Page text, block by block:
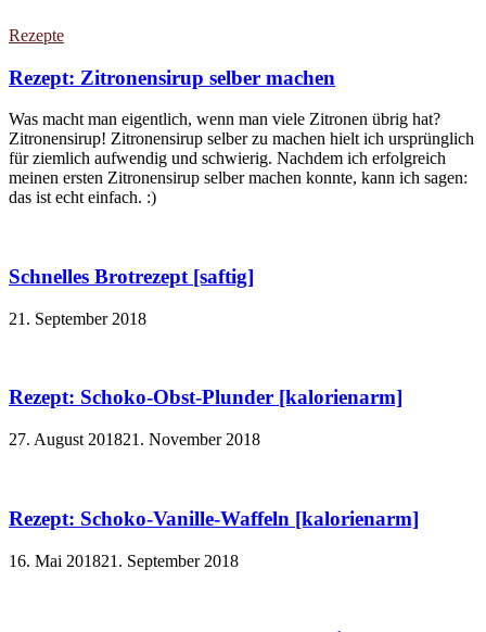
Rezepte
Rezept: Zitronensirup selber machen
Was macht man eigentlich, wenn man viele Zitronen übrig hat?
Zitronensirup! Zitronensirup selber zu machen hielt ich ursprünglich
für ziemlich aufwendig und schwierig. Nachdem ich erfolgreich
meinen ersten Zitronensirup selber machen konnte, kann ich sagen:
das ist echt einfach. :)
Schnelles Brotrezept [saftig]
21. September 2018
Rezept: Schoko-Obst-Plunder [kalorienarm]
27. August 201821. November 2018
Rezept: Schoko-Vanille-Waffeln [kalorienarm]
16. Mai 201821. September 2018